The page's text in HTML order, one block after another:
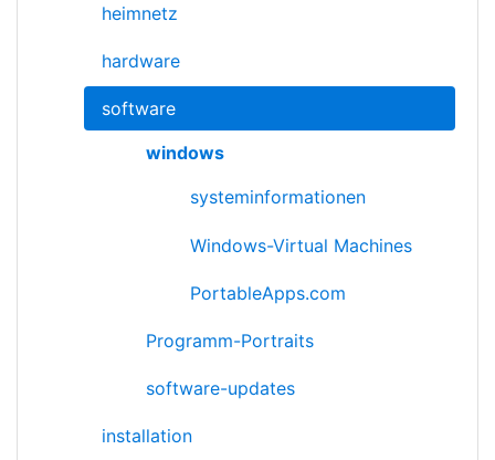
heimnetz
hardware
software
windows
systeminformationen
Windows-Virtual Machines
PortableApps.com
Programm-Portraits
software-updates
installation